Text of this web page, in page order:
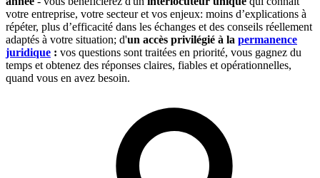
votre entreprise, votre secteur et vos enjeux: moins d’explications à
répéter, plus d’efficacité dans les échanges et des conseils réellement
adaptés à votre situation; d'un accès privilégié à la permanence
juridique : vos questions sont traitées en priorité, vous gagnez du
temps et obtenez des réponses claires, fiables et opérationnelles,
quand vous en avez besoin.